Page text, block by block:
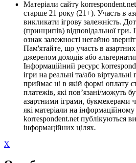
Матеріали сайту
старше 21 року (21+). Участь в
викликати ігрову залежність.
(принципів) відповідальної
ознак залежності негайно
Пам'ятайте, що участь в
джерелом доходів або
Інформаційний ресурс
ігри на реальні та/або
приймає ні в якій формі оплату
платежів, які пов’язані/можуть
азартними іграми, букмекерами
які матеріали на інформаційному
korrespondent.net публікуються
інформаційних цілях.
X